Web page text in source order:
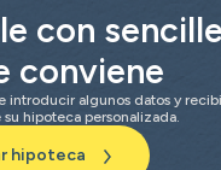
con
conviene
introducir algunos datos y
hipoteca personalizada.
hipoteca